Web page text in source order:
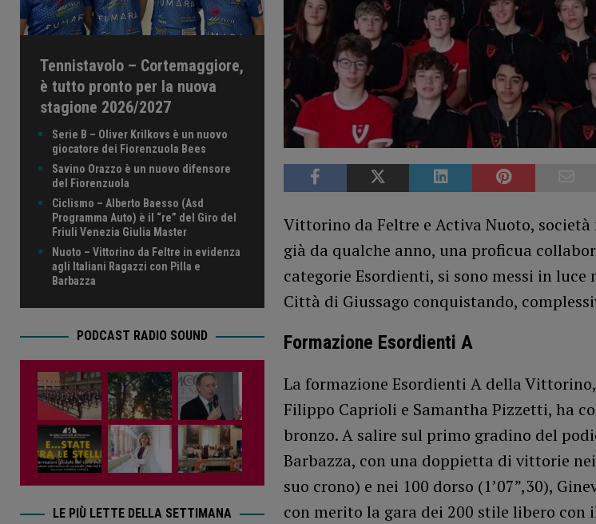
Vittorino da Feltre e Activa Nuoto,
già da qualche anno, una proficua
categorie Esordienti, si sono messi in luce
Città di Giussago conquistando,
Formazione Esordienti A
La formazione Esordienti A della
Filippo Caprioli e Samantha Pizzetti, ha
bronzo. A salire sul primo gradino del
Barbazza, con una doppietta di vittorie
suo crono) e nei 100 dorso (1’07”,30),
con merito la gara dei 200 stile libero con
Tennistavolo – Cortemaggiore,
è tutto pronto per la nuova
stagione 2026/2027
Serie B – Oliver Krilkovs è un nuovo
giocatore dei Fiorenzuola Bees
Savino Orazzo è un nuovo difensore
del Fiorenzuola
Ciclismo – Alberto Baesso (Asd
Programma Auto) è il “re” del Giro del
Friuli Venezia Giulia Master
Nuoto – Vittorino da Feltre in evidenza
agli Italiani Ragazzi con Pilla e
Barbazza
PODCAST RADIO SOUND
LE PIÙ LETTE DELLA SETTIMANA